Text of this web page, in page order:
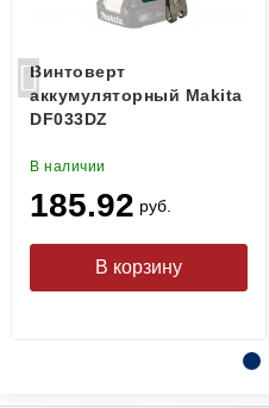
Винтоверт
аккумуляторный Makita
DF033DZ
В наличии
185.92 руб.